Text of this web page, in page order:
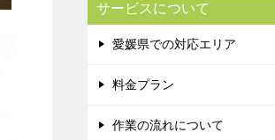
サービスについて
愛媛県での対応エリア
料金プラン
作業の流れについて